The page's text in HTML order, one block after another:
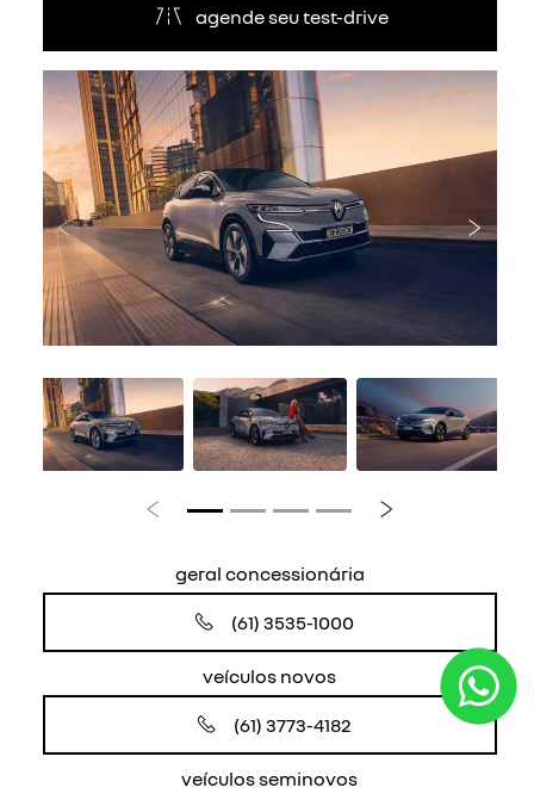
agende seu test-drive
Anterior
Anterior Próximo
geral concessionária
(61) 3535-1000
veículos novos
(61) 3773-4182
veículos seminovos